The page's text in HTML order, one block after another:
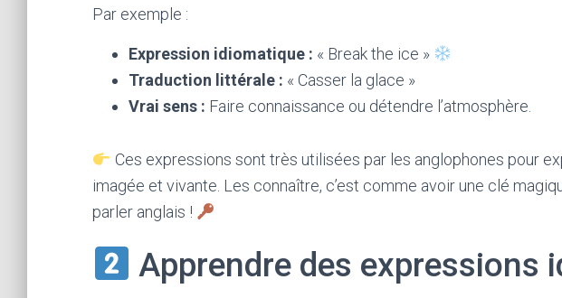
Par exemple :
Expression idiomatique : « Break the ice »
Traduction littérale : « Casser la glace »
Vrai sens : Faire connaissance ou détendre l’atmosphère.
Ces expressions sont très utilisées par les anglophones pour
imagée et vivante. Les connaître, c’est comme avoir une clé
parler anglais !
Apprendre des expressions